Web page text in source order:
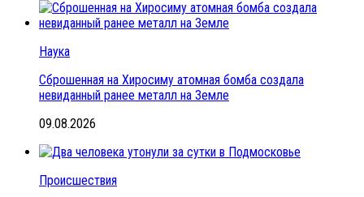
Наука
Сброшенная на Хиросиму атомная бомба создала
невиданный ранее металл на Земле
09.08.2026
Происшествия